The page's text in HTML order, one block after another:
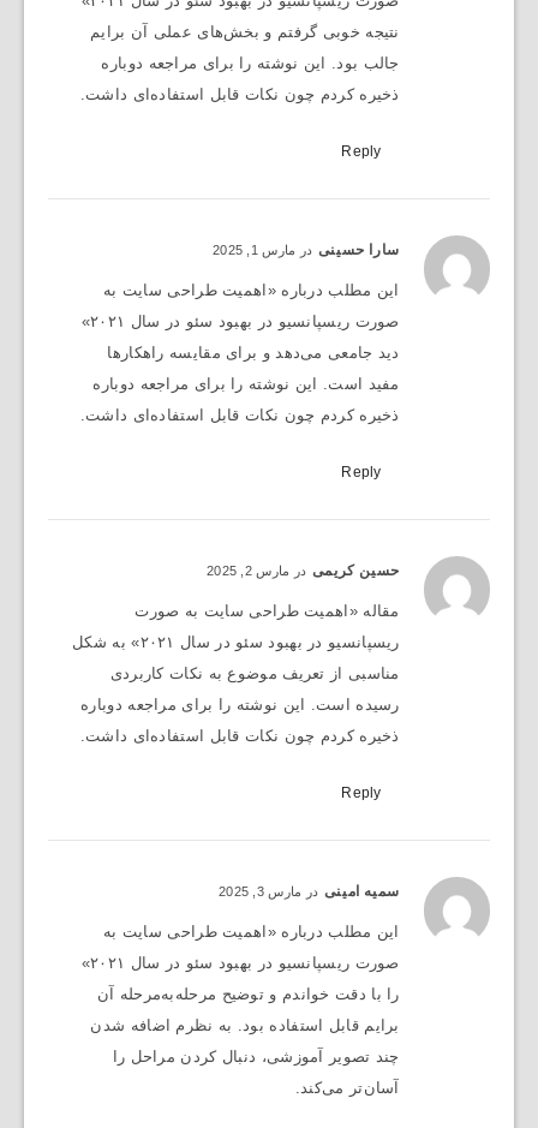
نتیجه خوبی گرفتم و بخش‌های عملی آن برایم
جالب بود. این نوشته را برای مراجعه دوباره
ذخیره کردم چون نکات قابل استفاده‌ای داشت.
Reply
سارا حسینی در مارس 1, 2025
این مطلب درباره «اهمیت طراحی سایت به
صورت ریسپانسیو در بهبود سئو در سال ۲۰۲۱»
دید جامعی می‌دهد و برای مقایسه راهکارها
مفید است. این نوشته را برای مراجعه دوباره
ذخیره کردم چون نکات قابل استفاده‌ای داشت.
Reply
حسین کریمی در مارس 2, 2025
مقاله «اهمیت طراحی سایت به صورت
ریسپانسیو در بهبود سئو در سال ۲۰۲۱» به شکل
مناسبی از تعریف موضوع به نکات کاربردی
رسیده است. این نوشته را برای مراجعه دوباره
ذخیره کردم چون نکات قابل استفاده‌ای داشت.
Reply
سمیه امینی در مارس 3, 2025
این مطلب درباره «اهمیت طراحی سایت به
صورت ریسپانسیو در بهبود سئو در سال ۲۰۲۱»
را با دقت خواندم و توضیح مرحله‌به‌مرحله آن
برایم قابل استفاده بود. به نظرم اضافه شدن
چند تصویر آموزشی، دنبال کردن مراحل را
آسان‌تر می‌کند.